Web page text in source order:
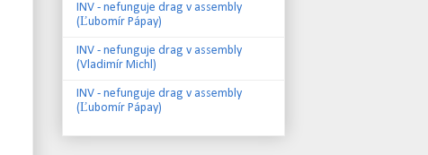
INV - nefunguje drag v assembly
(Ľubomír Pápay)
INV - nefunguje drag v assembly
(Vladimír Michl)
INV - nefunguje drag v assembly
(Ľubomír Pápay)